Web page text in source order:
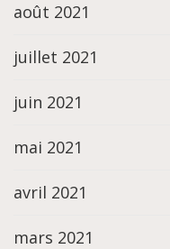
août 2021
juillet 2021
juin 2021
mai 2021
avril 2021
mars 2021